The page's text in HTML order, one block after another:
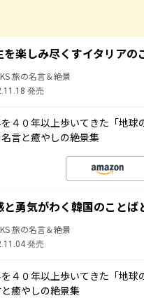
を楽しみ尽くすイタリアの
旅の名言＆絶景
発売
４０年以上歩いてきた「地球
言と癒やしの絶景集
と勇気がわく韓国のことば
旅の名言＆絶景
発売
４０年以上歩いてきた「地
癒やしの絶景集